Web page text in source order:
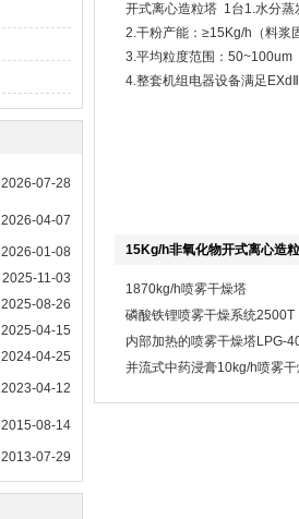
2026-07-28
2026-04-07
2026-01-08
2025-11-03
2025-08-26
2025-04-15
2024-04-25
2023-04-12
2015-08-14
2013-07-29
开式离心造粒塔 1台1.水分
2.干粉产能：≥15Kg/h（料浆
3.平均粒度范围：50~100um
4.整套机组电器设备满足
15Kg/h非氧化物开式离心造
1870kg/h喷雾干燥塔
磷酸铁锂喷雾干燥系统2500T
内部加热的喷雾干燥塔LPG-
并流式中药浸膏10kg/h喷雾干